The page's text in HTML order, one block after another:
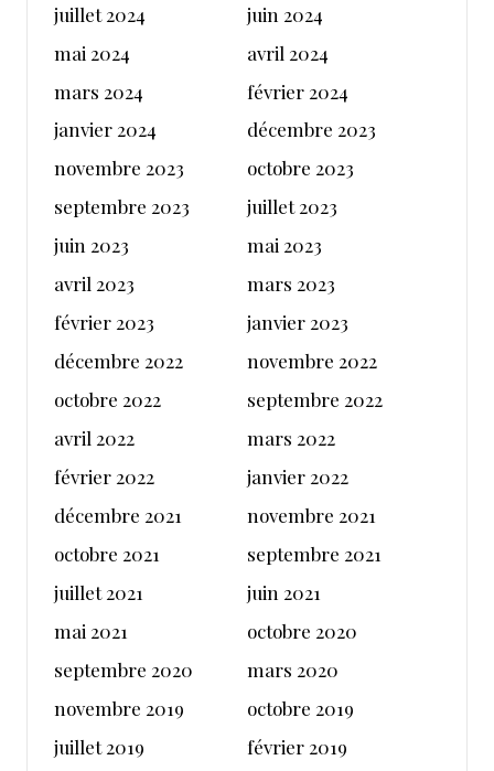
juillet 2024
juin 2024
mai 2024
avril 2024
mars 2024
février 2024
janvier 2024
décembre 2023
novembre 2023
octobre 2023
septembre 2023
juillet 2023
juin 2023
mai 2023
avril 2023
mars 2023
février 2023
janvier 2023
décembre 2022
novembre 2022
octobre 2022
septembre 2022
avril 2022
mars 2022
février 2022
janvier 2022
décembre 2021
novembre 2021
octobre 2021
septembre 2021
juillet 2021
juin 2021
mai 2021
octobre 2020
septembre 2020
mars 2020
novembre 2019
octobre 2019
juillet 2019
février 2019